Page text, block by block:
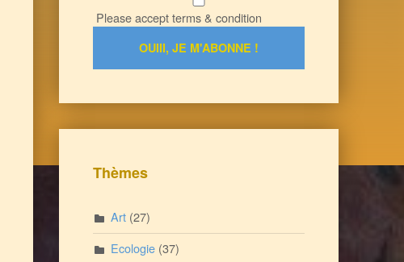
Please accept terms & condition
Thèmes
Art(27)
Ecologie(37)